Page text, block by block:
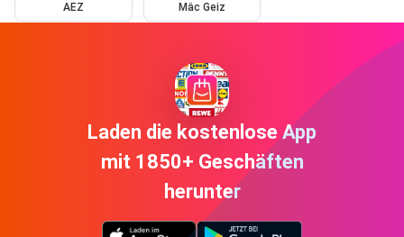
AEZ Mäc Geiz
Laden die kostenlose App
mit 1850+ Geschäften
herunter